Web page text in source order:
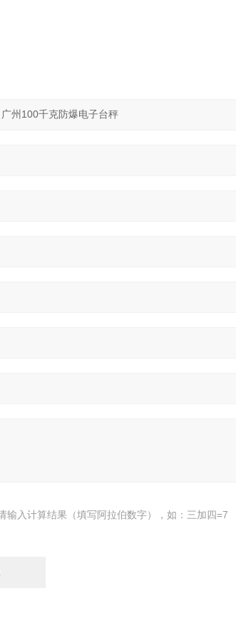
输入计算结果（填写阿拉伯数字），如：三加四=7